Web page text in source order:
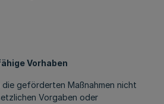
Vorhaben
geförderten Maßnahmen nicht
Vorgaben oder